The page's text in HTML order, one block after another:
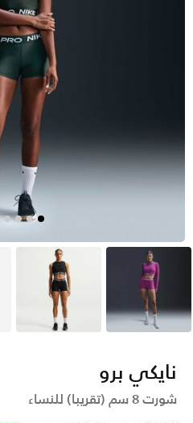
وردي أسود
نايكي برو
شورت 8 سم (تقريبا) للنساء